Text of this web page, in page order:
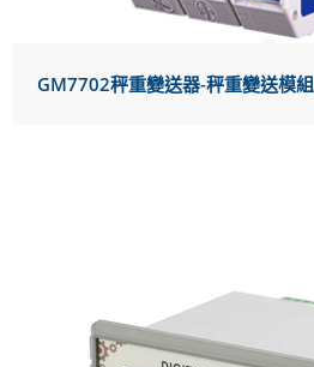
GM7702秤重變送器-秤重變送模組